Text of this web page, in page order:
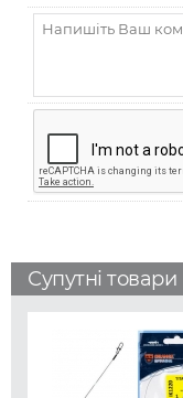
Супутні товари